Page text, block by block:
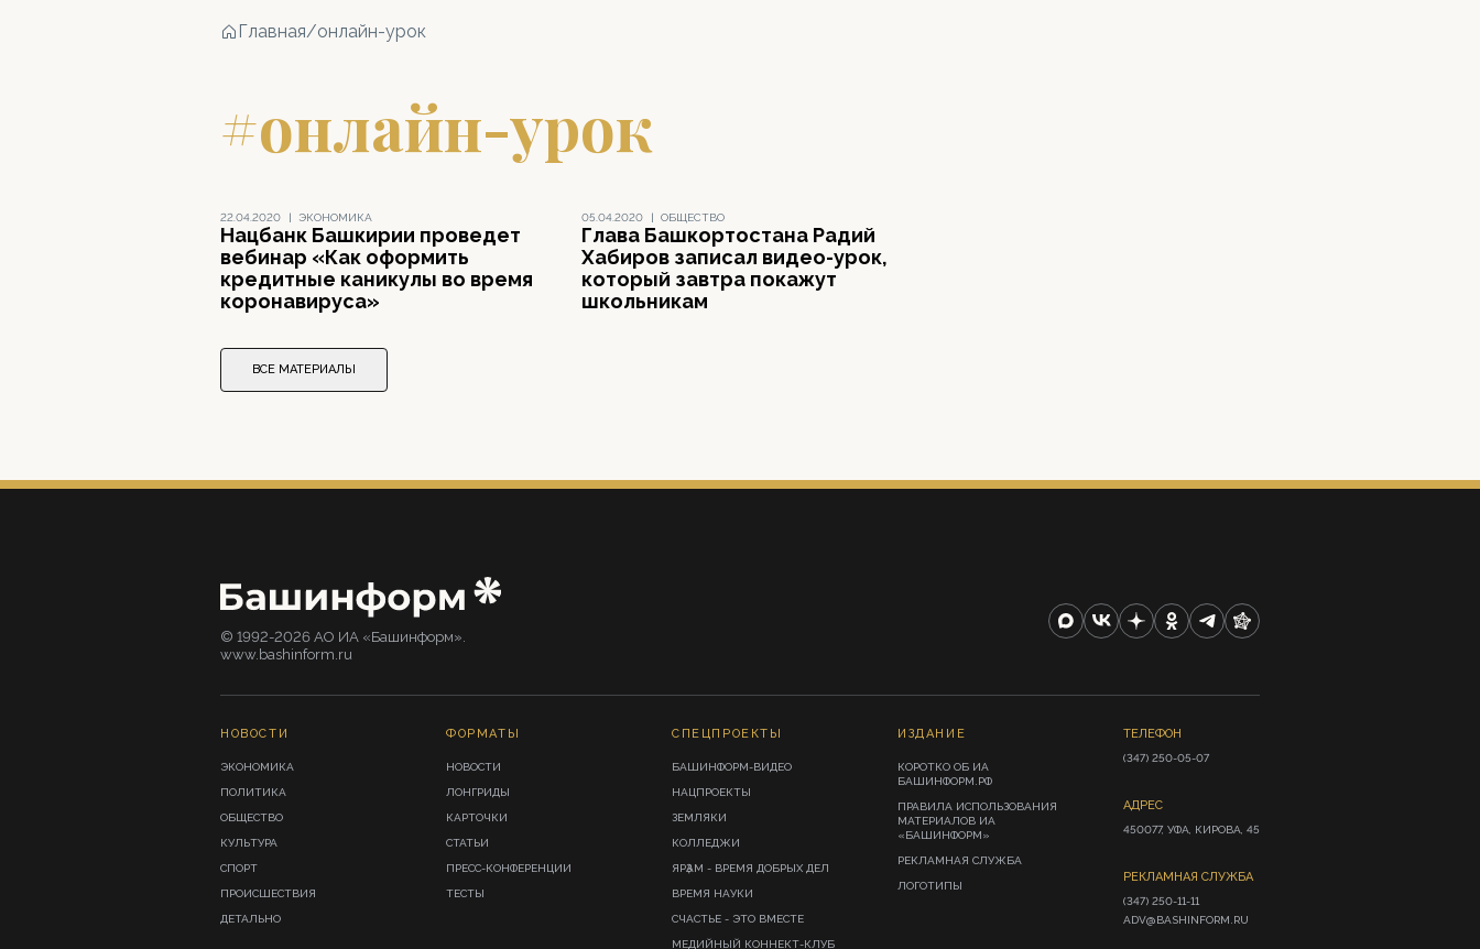
Главная/онлайн-урок
#онлайн-урок
22.04.2020 | ЭКОНОМИКА
Нацбанк Башкирии проведет
вебинар «Как оформить
кредитные каникулы во время
коронавируса»
05.04.2020 | ОБЩЕСТВО
Глава Башкортостана Радий
Хабиров записал видео-урок,
который завтра покажут
школьникам
ВСЕ МАТЕРИАЛЫ
© 1992-2026 АО ИА «Башинформ».
www.bashinform.ru
НОВОСТИ
ЭКОНОМИКА
ПОЛИТИКА
ОБЩЕСТВО
КУЛЬТУРА
СПОРТ
ПРОИСШЕСТВИЯ
ДЕТАЛЬНО
ФОРМАТЫ
НОВОСТИ
ЛОНГРИДЫ
КАРТОЧКИ
СТАТЬИ
ПРЕСС-КОНФЕРЕНЦИИ
ТЕСТЫ
СПЕЦПРОЕКТЫ
БАШИНФОРМ-ВИДЕО
НАЦПРОЕКТЫ
ЗЕМЛЯКИ
КОЛЛЕДЖИ
ЯРҘАМ - ВРЕМЯ ДОБРЫХ ДЕЛ
ВРЕМЯ НАУКИ
СЧАСТЬЕ - ЭТО ВМЕСТЕ
МЕДИЙНЫЙ КОННЕКТ-КЛУБ
ИЗДАНИЕ
КОРОТКО ОБ ИА
БАШИНФОРМ.РФ
ПРАВИЛА ИСПОЛЬЗОВАНИЯ
МАТЕРИАЛОВ ИА
«БАШИНФОРМ»
РЕКЛАМНАЯ СЛУЖБА
ЛОГОТИПЫ
ТЕЛЕФОН
(347) 250-05-07
АДРЕС
450077, УФА, КИРОВА, 45
РЕКЛАМНАЯ СЛУЖБА
(347) 250-11-11
ADV@BASHINFORM.RU